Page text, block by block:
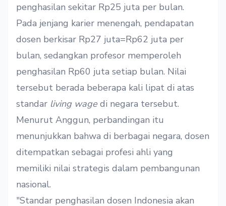
penghasilan sekitar Rp25 juta per bulan.
Pada jenjang karier menengah, pendapatan
dosen berkisar Rp27 juta=Rp62 juta per
bulan, sedangkan profesor memperoleh
penghasilan Rp60 juta setiap bulan. Nilai
tersebut berada beberapa kali lipat di atas
standar living wage di negara tersebut.
Menurut Anggun, perbandingan itu
menunjukkan bahwa di berbagai negara, dosen
ditempatkan sebagai profesi ahli yang
memiliki nilai strategis dalam pembangunan
nasional.
"Standar penghasilan dosen Indonesia akan